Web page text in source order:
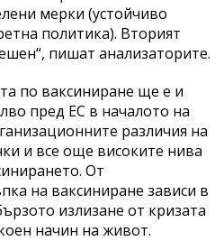
мерки (устойчиво
политика). Вторият
пишат анализаторите.
по ваксиниране ще е и
пред ЕС в началото на
различия на
и все още високите нива
От
на ваксиниране зависи в
излизане от кризата
начин на живот.